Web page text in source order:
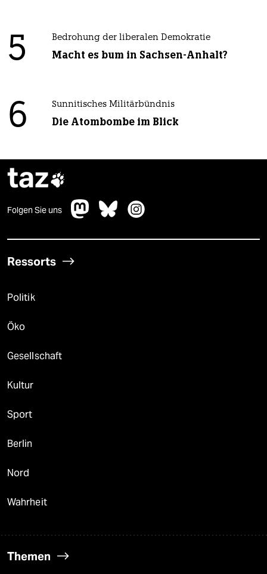
5 Bedrohung der liberalen Demokratie
Macht es bum in Sachsen-Anhalt?
6 Sunnitisches Militärbündnis
Die Atombombe im Blick
taz
Folgen Sie uns
Ressorts
Politik
Öko
Gesellschaft
Kultur
Sport
Berlin
Nord
Wahrheit
Themen